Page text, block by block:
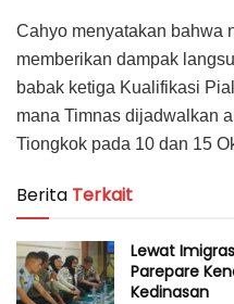
Cahyo menyatakan bahwa
memberikan dampak
babak ketiga Kualifikasi
mana Timnas dijadwalkan
Tiongkok pada 10 dan 15
Berita Terkait
Lewat
Parepare
Kedinasan